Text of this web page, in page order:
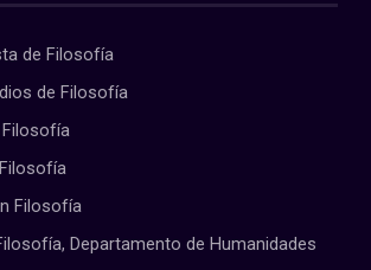
de Filosofía
de Filosofía
Filosofía
Filosofía
Departamento de Humanidades